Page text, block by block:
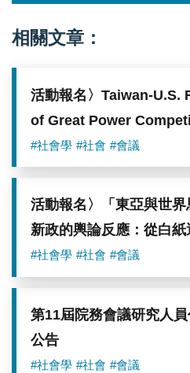
相關文章：
活動報名〉Taiwan-U.S.
of Great Power
#社會學 #社會 #會議
活動報名〉「東亞與世
新政的輿論反應：從白
#社會學 #社會 #會議
第11屆院務會議研究人
公告
#社會學 #社會 #會議